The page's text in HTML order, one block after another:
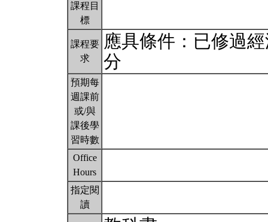
課程目
標
課程要
求
應具條件：已修過
分
預期每
週課前
或/與
課後學
習時數
Office
Hours
指定閱
讀